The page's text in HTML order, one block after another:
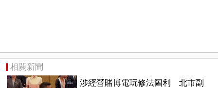
相關新聞
涉經營賭博電玩修法圖利 北市副